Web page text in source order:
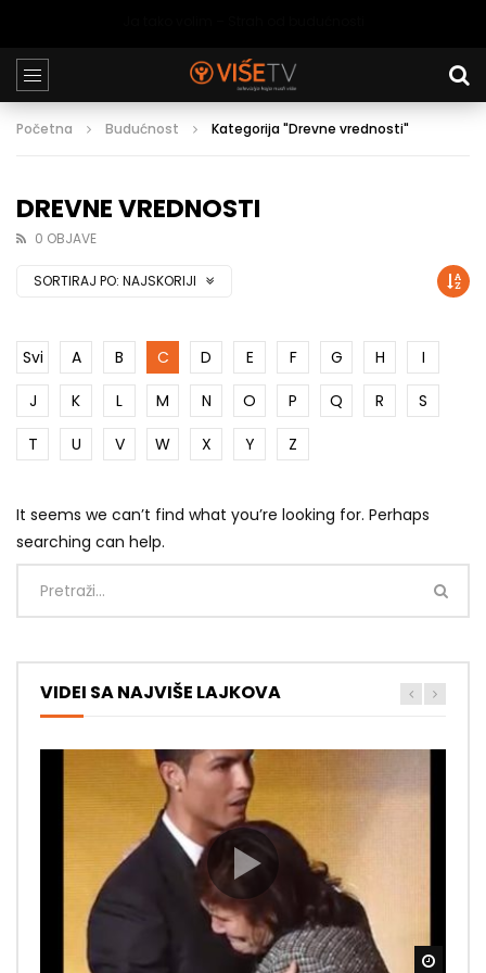
Početna Budućnost Kategorija "Drevne vrednosti"
DREVNE VREDNOSTI
0 OBJAVE
SORTIRAJ PO: NAJSKORIJI
Svi A B C D E F G H
I
J
K L M N O P Q R
S
T
U V W X Y Z
It seems we can’t find what you’re looking for. Perhaps
searching can help.
VIDEI SA NAJVIŠE LAJKOVA